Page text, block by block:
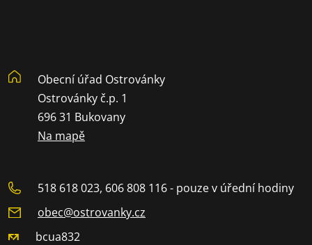
Obecní úřad Ostrovánky
Ostrovánky č.p. 1
696 31 Bukovany
Na mapě
518 618 023, 606 808 116 - pouze v úřední hodiny
obec@ostrovanky.cz
bcua832